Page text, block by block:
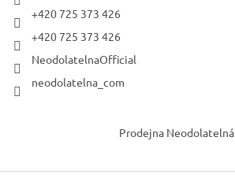
+420 725 373 426
+420 725 373 426
NeodolatelnaOfficial
neodolatelna_com
Prodejna Neodolatelná